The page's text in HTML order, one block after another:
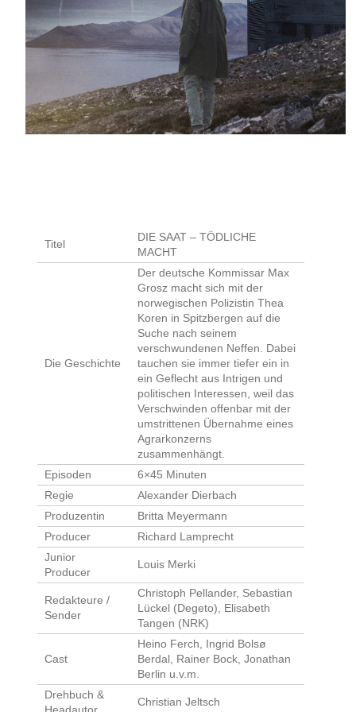
Titel
DIE SAAT – TÖDLICHE
MACHT
Die Geschichte
Der deutsche Kommissar Max
Grosz macht sich mit der
norwegischen Polizistin Thea
Koren in Spitzbergen auf die
Suche nach seinem
verschwundenen Neffen. Dabei
tauchen sie immer tiefer ein in
ein Geflecht aus Intrigen und
politischen Interessen, weil das
Verschwinden offenbar mit der
umstrittenen Übernahme eines
Agrarkonzerns
zusammenhängt.
Episoden
6×45 Minuten
Regie
Alexander Dierbach
Produzentin
Britta Meyermann
Producer
Richard Lamprecht
Junior
Producer
Louis Merki
Redakteure /
Sender
Christoph Pellander, Sebastian
Lückel (Degeto), Elisabeth
Tangen (NRK)
Cast
Heino Ferch, Ingrid Bolsø
Berdal, Rainer Bock, Jonathan
Berlin u.v.m.
Drehbuch &
Headautor
Christian Jeltsch